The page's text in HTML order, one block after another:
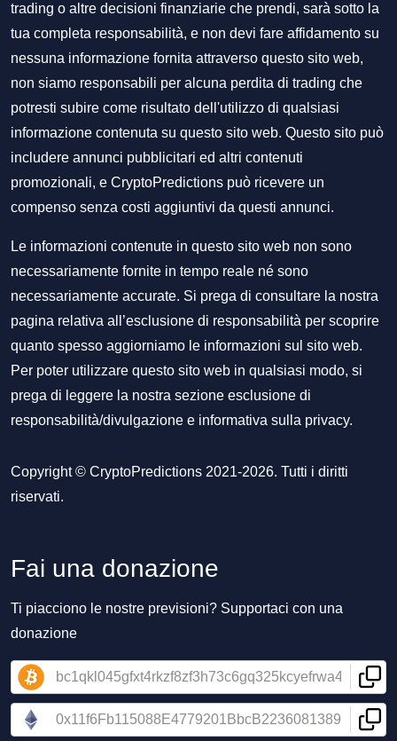
trading o altre decisioni finanziarie che prendi, sarà sotto la
tua completa responsabilità, e non devi fare affidamento su
nessuna informazione fornita attraverso questo sito web,
non siamo responsabili per alcuna perdita di trading che
potresti subire come risultato dell'utilizzo di qualsiasi
informazione contenuta su questo sito web. Questo sito può
includere annunci pubblicitari ed altri contenuti
promozionali, e CryptoPredictions può ricevere un
compenso senza costi aggiuntivi da questi annunci.
Le informazioni contenute in questo sito web non sono
necessariamente fornite in tempo reale né sono
necessariamente accurate. Si prega di consultare la nostra
pagina relativa all’esclusione di responsabilità per scoprire
quanto spesso aggiorniamo le informazioni sul sito web.
Per poter utilizzare questo sito web in qualsiasi modo, si
prega di leggere la nostra sezione esclusione di
responsabilità/divulgazione e informativa sulla privacy.
Copyright © CryptoPredictions 2021-2026. Tutti i diritti
riservati.
Fai una donazione
Ti piacciono le nostre previsioni? Supportaci con una
donazione